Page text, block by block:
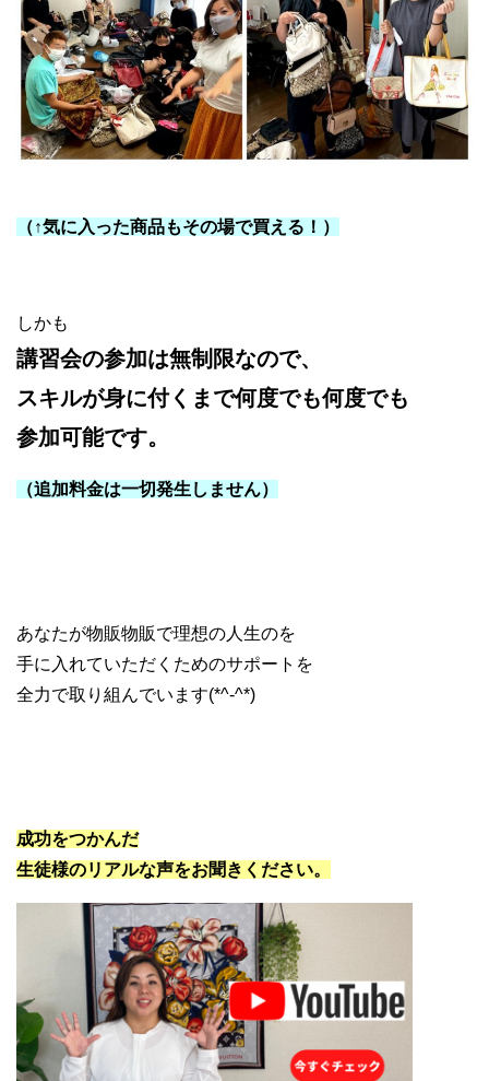
（↑気に入った商品もその場で買える！）
しかも
講習会の参加は無制限なので、
スキルが身に付くまで何度でも何度でも
参加可能です。
（追加料金は一切発生しません）
あなたが物販物販で理想の人生のを
手に入れていただくためのサポートを
全力で取り組んでいます(*^-^*)
成功をつかんだ
生徒様のリアルな声をお聞きください。